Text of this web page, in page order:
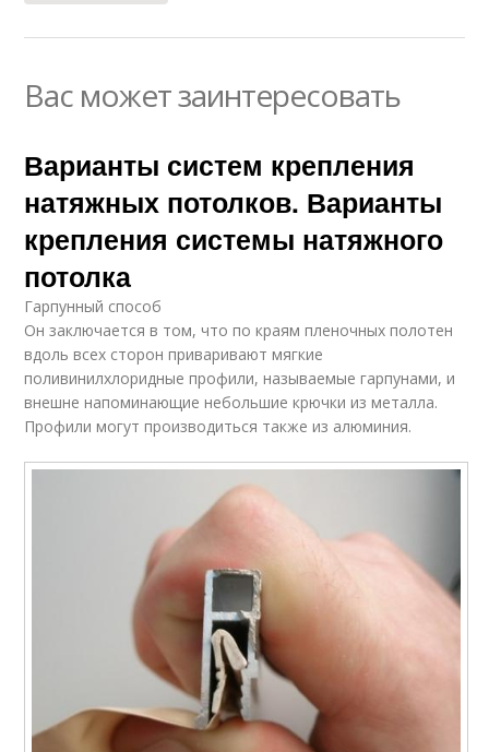
Вас может заинтересовать
Варианты систем крепления
натяжных потолков. Варианты
крепления системы натяжного
потолка
Гарпунный способ
Он заключается в том, что по краям пленочных полотен
вдоль всех сторон приваривают мягкие
поливинилхлоридные профили, называемые гарпунами, и
внешне напоминающие небольшие крючки из металла.
Профили могут производиться также из алюминия.